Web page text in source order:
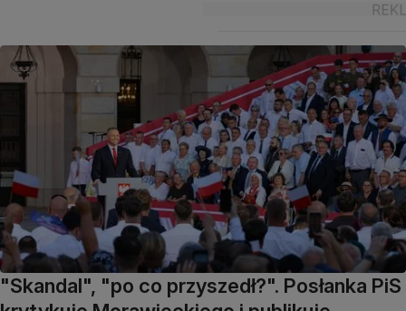
"Skandal", "po co przyszedł?". Posłanka PiS